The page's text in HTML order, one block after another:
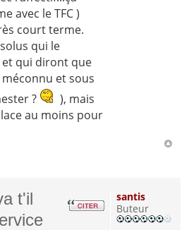
avec le TFC )
court terme.
qui le
qui diront que
méconnu et sous
?
), mais
au moins pour
t'il
santis
Buteur